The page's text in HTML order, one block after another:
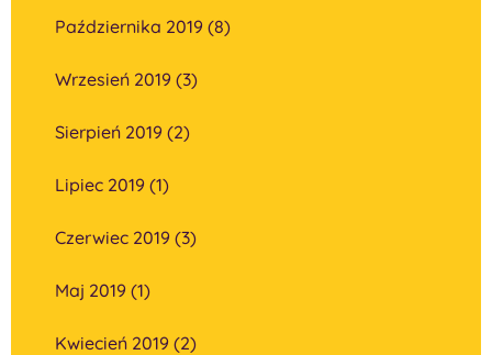
Października 2019 (8)
Wrzesień 2019 (3)
Sierpień 2019 (2)
Lipiec 2019 (1)
Czerwiec 2019 (3)
Maj 2019 (1)
Kwiecień 2019 (2)